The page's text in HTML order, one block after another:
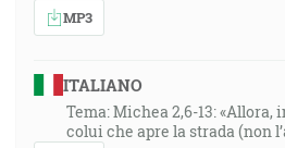
MP3
ITALIANO
Tema: Michea 2,6-13:
colui che apre la strada (non